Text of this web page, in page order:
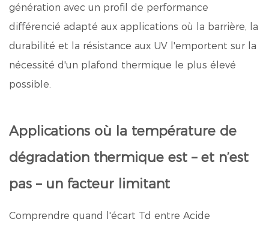
génération avec un profil de performance
différencié adapté aux applications où la barrière, la
durabilité et la résistance aux UV l'emportent sur la
nécessité d'un plafond thermique le plus élevé
possible.
Applications où la température de
dégradation thermique est – et n’est
pas – un facteur limitant
Comprendre quand l'écart Td entre Acide